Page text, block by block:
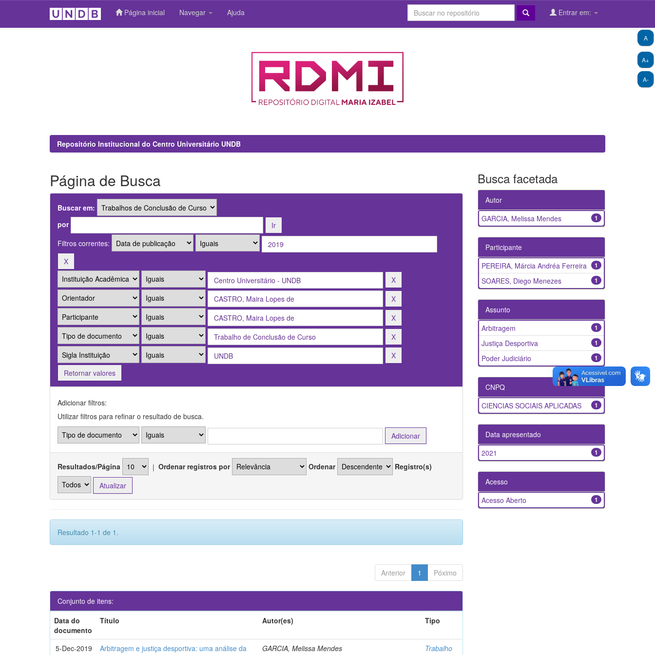
Página inicial Navegar Ajuda Entrar em:
A+
A-
A
Repositório Institucional do Centro Universitário UNDB
Página de Busca
Buscar em:
por
Filtros correntes:
Retornar valores
Adicionar filtros:
Utilizar filtros para refinar o resultado de busca.
Resultados/Página | Ordenar registros por Ordenar Registro(s)
Resultado 1-1 de 1.
Anterior 1 Póximo
Conjunto de itens:
Data do
documento
Título Autor(es) Tipo
5-Dec-2019
Arbitragem e justiça desportiva: uma análise da
GARCIA, Melissa Mendes
Trabalho
Busca facetada
Autor
1
GARCIA, Melissa Mendes
Participante
1
PEREIRA, Márcia Andréa Ferreira
1
SOARES, Diego Menezes
Assunto
1
Arbitragem
1
Justiça Desportiva
1
Poder Judiciário
CNPQ
1
CIENCIAS SOCIAIS APLICADAS
Data apresentado
1
2021
Acesso
1
Acesso Aberto